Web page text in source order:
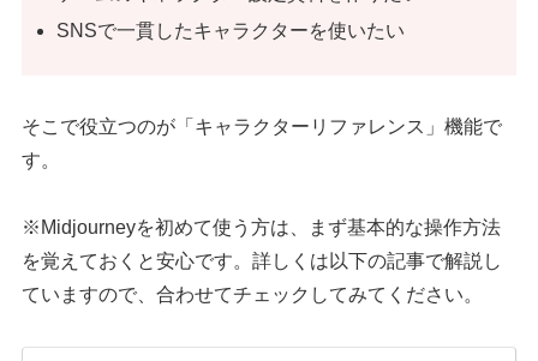
SNSで一貫したキャラクターを使いたい
そこで役立つのが「キャラクターリファレンス」機能で
す。
※Midjourneyを初めて使う方は、まず基本的な操作方法
を覚えておくと安心です。詳しくは以下の記事で解説し
ていますので、合わせてチェックしてみてください。